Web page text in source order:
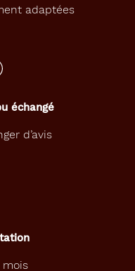
adaptées
échangé
d’avis
mois